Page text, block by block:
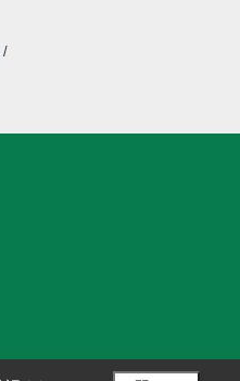
/